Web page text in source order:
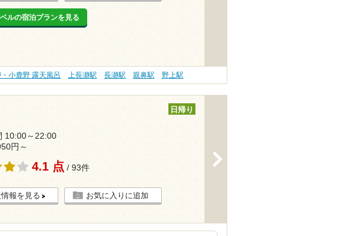
ルの宿泊プランを見る
小鹿野 露天風呂 上長瀞駅 長瀞駅 親鼻駅 野上駅
日帰り
10:00～22:00
円～
4.1 点 / 93件
報を見る お気に入りに追加